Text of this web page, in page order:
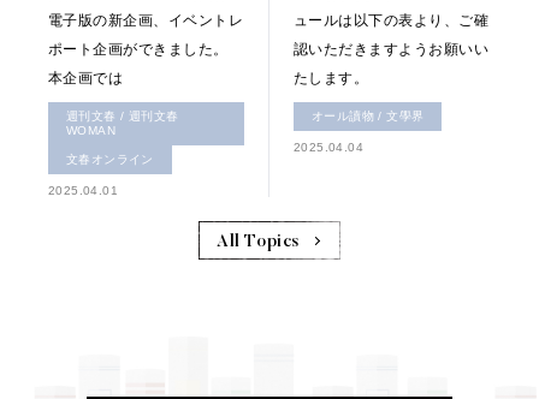
電子版の新企画、イベントレ
ポート企画ができました。
本企画では
週刊文春 / 週刊文春
WOMAN
文春オンライン
2025.04.01
ュールは以下の表より、ご確
認いただきますようお願いい
たします。
オール讀物 / 文學界
2025.04.04
All Topics